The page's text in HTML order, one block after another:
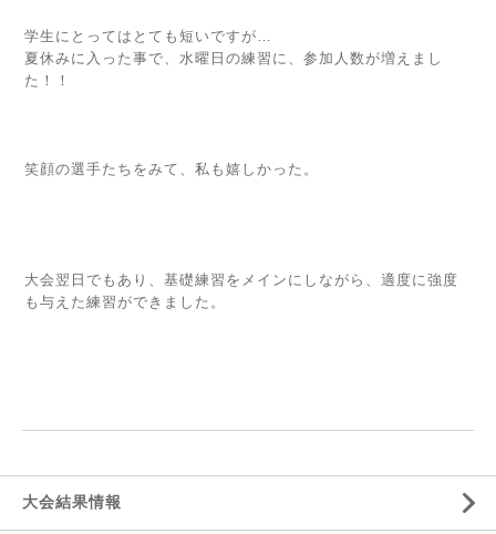
学生にとってはとても短いですが…
夏休みに入った事で、水曜日の練習に、参加人数が増えまし
た！！
笑顔の選手たちをみて、私も嬉しかった。
大会翌日でもあり、基礎練習をメインにしながら、適度に強度
も与えた練習ができました。
大会結果情報